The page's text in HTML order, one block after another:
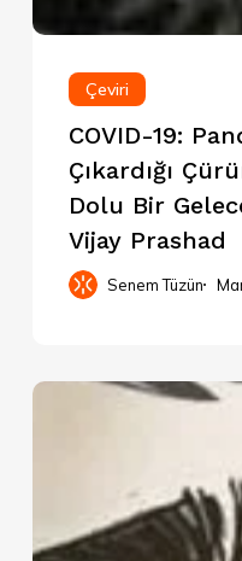
Çeviri
COVID-19:
Çıkardığı
Dolu Bir
Vijay Prashad
Senem Tüzün